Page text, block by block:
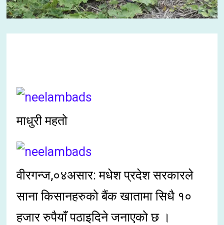
माधुरी महतो
वीरगन्ज,०४असार: मधेश प्रदेश सरकारले
साना किसानहरुको बैंक खातामा सिधै १०
हजार रुपैयाँ पठाइदिने जनाएको छ ।